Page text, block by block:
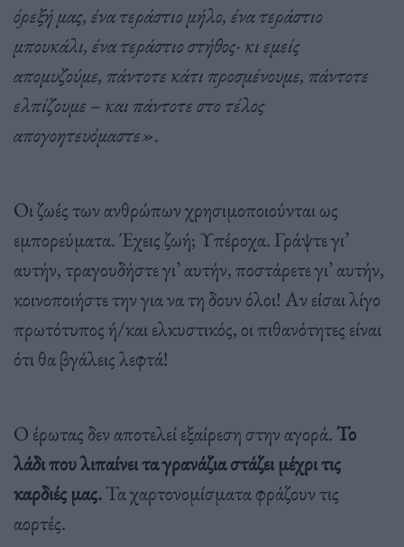
όρεξή μας, ένα τεράστιο μήλο, ένα τεράστιο
μπουκάλι, ένα τεράστιο στήθος· κι εμείς
απομυζούμε, πάντοτε κάτι προσμένουμε, πάντοτε
ελπίζουμε – και πάντοτε στο τέλος
απογοητευόμαστε».
Οι ζωές των ανθρώπων χρησιμοποιούνται ως
εμπορεύματα. Έχεις ζωή; Υπέροχα. Γράψτε γι’
αυτήν, τραγουδήστε γι’ αυτήν, ποστάρετε γι’ αυτήν,
κοινοποιήστε την για να τη δουν όλοι! Αν είσαι λίγο
πρωτότυπος ή/και ελκυστικός, οι πιθανότητες είναι
ότι θα βγάλεις λεφτά!
Ο έρωτας δεν αποτελεί εξαίρεση στην αγορά. Το
λάδι που λιπαίνει τα γρανάζια στάζει μέχρι τις
καρδιές μας.Τα χαρτονομίσματα φράζουν τις
αορτές.